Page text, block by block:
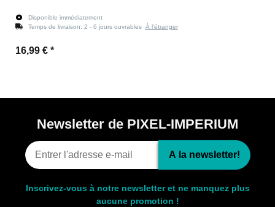
Disponible immédiatement
Temps de livraison: 2 - 6 jours ouvrables À l'étranger
16,99 € *
Newsletter de PIXEL-IMPERIUM
A la newsletter!
Inscrivez-vous à notre newsletter et ne manquez plus
aucune promotion !